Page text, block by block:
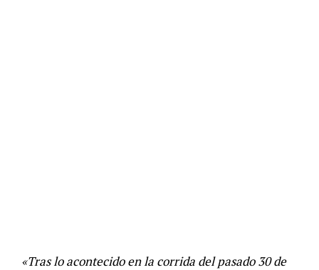
«Tras lo acontecido en la corrida del pasado 30 de